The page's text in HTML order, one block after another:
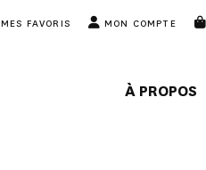
MES FAVORIS MON COMPTE
À PROPOS